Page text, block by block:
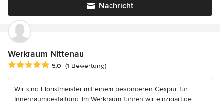
Nachricht
Werkraum Nittenau
Durchschnittliche Bewertung: 5 von 5 Sternen
5,0 (1 Bewertung)
Wir sind Floristmeister mit einem besonderen Gespür für
Innenraumgestaltung. Im Werkraum führen wir einzigartige